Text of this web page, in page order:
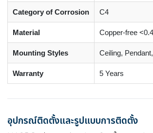
Category of Corrosion C4
Material Copper-free
Mounting Styles Ceiling,
Warranty 5 Years
อุปกรณ์ติดตั้งและรูปแบบการติดตั้ง